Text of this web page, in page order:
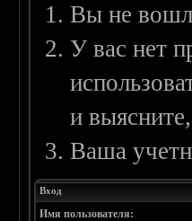
Вы не
У вас нет
и
Ваша
Вход
Имя пользователя: